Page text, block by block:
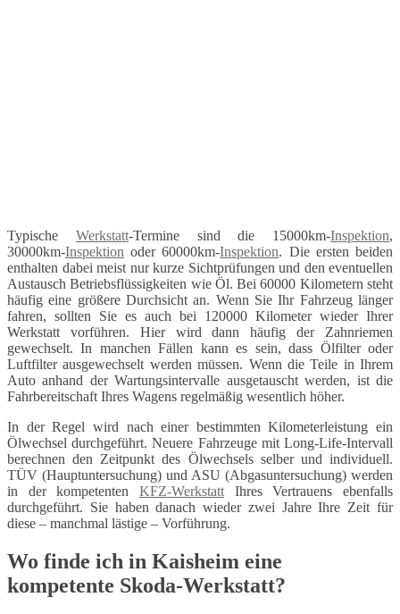
Typische Werkstatt-Termine sind die 15000km-Inspektion,
30000km-Inspektion oder 60000km-Inspektion. Die ersten beiden
enthalten dabei meist nur kurze Sichtprüfungen und den eventuellen
Austausch Betriebsflüssigkeiten wie Öl. Bei 60000 Kilometern steht
häufig eine größere Durchsicht an. Wenn Sie Ihr Fahrzeug länger
fahren, sollten Sie es auch bei 120000 Kilometer wieder Ihrer
Werkstatt vorführen. Hier wird dann häufig der Zahnriemen
gewechselt. In manchen Fällen kann es sein, dass Ölfilter oder
Luftfilter ausgewechselt werden müssen. Wenn die Teile in Ihrem
Auto anhand der Wartungsintervalle ausgetauscht werden, ist die
Fahrbereitschaft Ihres Wagens regelmäßig wesentlich höher.
In der Regel wird nach einer bestimmten Kilometerleistung ein
Ölwechsel durchgeführt. Neuere Fahrzeuge mit Long-Life-Intervall
berechnen den Zeitpunkt des Ölwechsels selber und individuell.
TÜV (Hauptuntersuchung) und ASU (Abgasuntersuchung) werden
in der kompetenten KFZ-Werkstatt Ihres Vertrauens ebenfalls
durchgeführt. Sie haben danach wieder zwei Jahre Ihre Zeit für
diese – manchmal lästige – Vorführung.
Wo finde ich in Kaisheim eine
kompetente Skoda-Werkstatt?